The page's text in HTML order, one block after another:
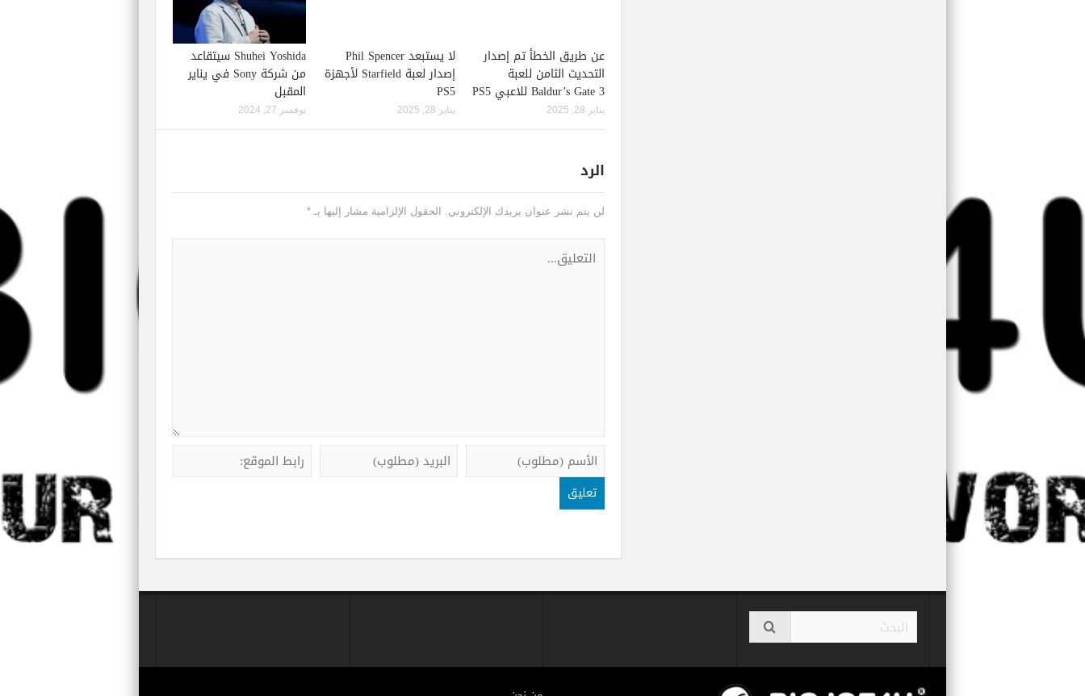
عن طريق الخطأ تم إصدار
التحديث الثامن للعبة
Baldur’s Gate 3 للاعبي PS5
يناير 28, 2025
لا يستبعد Phil Spencer
إصدار لعبة Starfield لأجهزة
PS5
يناير 28, 2025
Shuhei Yoshida سيتقاعد
من شركة Sony في يناير
المقبل
نوفمبر 27, 2024
الرد
لن يتم نشر عنوان بريدك الإلكتروني. الحقول الإلزامية مشار إليها بـ *